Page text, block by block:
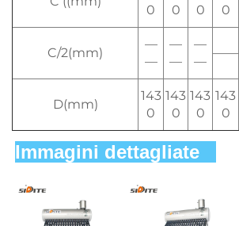
0
0
0
0
C/2(mm)
—
—
—
—
—
—
——
D(mm)
143
0
143
0
143
0
143
0
Immagini dettagliate